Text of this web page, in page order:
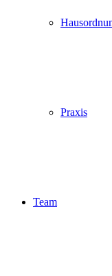
Praxis
Team